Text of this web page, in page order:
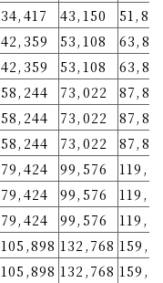
34,417 43,150
42,359 53,108
42,359 53,108
58,244 73,022
58,244 73,022
58,244 73,022
79,424 99,576
79,424 99,576
79,424 99,576
105,898 132,768
105,898 132,768